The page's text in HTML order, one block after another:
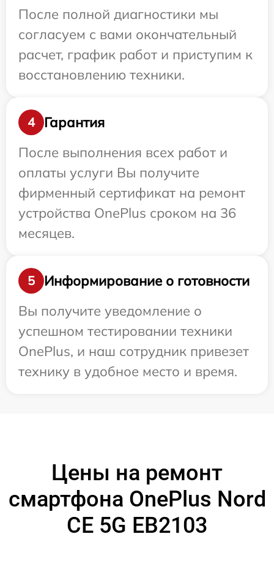
После полной диагностики мы
согласуем с вами окончательный
расчет, график работ и приступим к
восстановлению техники.
4
Гарантия
После выполнения всех работ и
оплаты услуги Вы получите
фирменный сертификат на ремонт
устройства OnePlus сроком на 36
месяцев.
5
Информирование о готовности
Вы получите уведомление о
успешном тестировании техники
OnePlus, и наш сотрудник привезет
технику в удобное место и время.
Цены на ремонт
смартфона OnePlus Nord
CE 5G EB2103